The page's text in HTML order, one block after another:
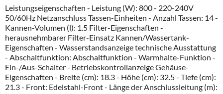
Leistungseigenschaften - Leistung (W): 800 - 220-240V
50/60Hz Netzanschluss Tassen-Einheiten - Anzahl Tassen: 14 -
Kannen-Volumen (l): 1.5 Filter-Eigenschaften -
herausnehmbarer Filter-Einsatz Kannen/Wassertank-
Eigenschaften - Wasserstandsanzeige technische Ausstattung
- Abschaltfunktion: Abschaltfunktion - Warmhalte-Funktion -
Ein-/Aus-Schalter - Betriebskontrollanzeige Gehäuse-
Eigenschaften - Breite (cm): 18.3 - Höhe (cm): 32.5 - Tiefe (cm):
21.3 - Front: Edelstahl-Front - Länge der Anschlussleitung (m):